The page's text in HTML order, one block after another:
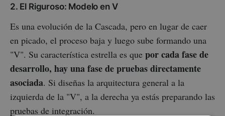
2. El Riguroso: Modelo en V
Es una evolución de la Cascada, pero en lugar de caer
en picado, el proceso baja y luego sube formando una
"V". Su característica estrella es que por cada fase de
desarrollo, hay una fase de pruebas directamente
asociada. Si diseñas la arquitectura general a la
izquierda de la "V", a la derecha ya estás preparando las
pruebas de integración.